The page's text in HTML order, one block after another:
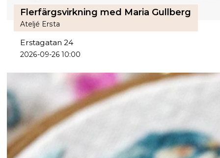
Flerfärgsvirkning med Maria Gullberg
Ateljé Ersta
Erstagatan 24
2026-09-26 10:00